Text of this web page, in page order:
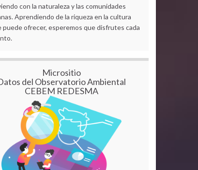
con la naturaleza y las comunidades
Aprendiendo de la riqueza en la cultura
puede ofrecer, esperemos que disfrutes cada
Micrositio
del Observatorio Ambiental
CEBEM REDESMA